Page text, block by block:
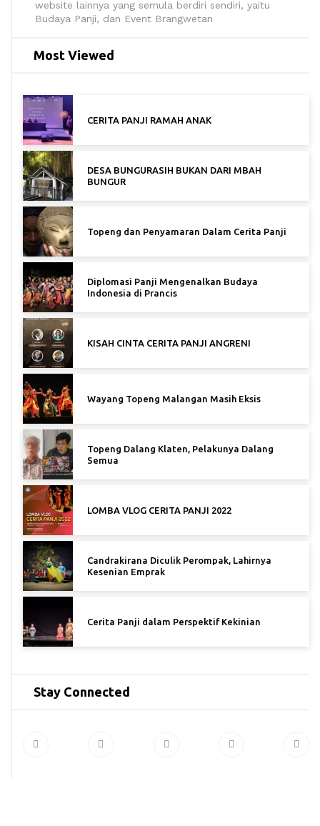
website lainnya yang semula berdiri sendiri, yaitu
Budaya Panji, dan Event Brangwetan
Most Viewed
CERITA PANJI RAMAH ANAK
DESA BUNGURASIH BUKAN DARI MBAH
BUNGUR
Topeng dan Penyamaran Dalam Cerita Panji
Diplomasi Panji Mengenalkan Budaya
Indonesia di Prancis
KISAH CINTA CERITA PANJI ANGRENI
Wayang Topeng Malangan Masih Eksis
Topeng Dalang Klaten, Pelakunya Dalang
Semua
LOMBA VLOG CERITA PANJI 2022
Candrakirana Diculik Perompak, Lahirnya
Kesenian Emprak
Cerita Panji dalam Perspektif Kekinian
Stay Connected